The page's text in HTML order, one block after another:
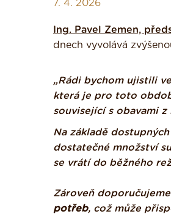
7. 4. 2026
Ing. Pavel Zemen,
dnech vyvolává
„Rádi bychom ujistili
která je pro toto
související s obavami
Na základě
dostatečné množství
se vrátí do běžného
Zároveň
potřeb, což může